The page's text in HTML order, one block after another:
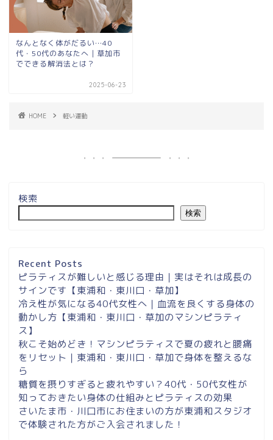
なんとなく体がだるい…40
代・50代のあなたへ｜草加市
でできる解消法とは？
2025-06-23
HOME 軽い運動
検索
検索
Recent Posts
ピラティスが難しいと感じる理由｜実はそれは成長の
サインです【東浦和・東川口・草加】
冷え性が気になる40代女性へ｜血流を良くする身体の
動かし方【東浦和・東川口・草加のマシンピラティ
ス】
秋こそ始めどき！マシンピラティスで夏の疲れと腰痛
をリセット｜東浦和・東川口・草加で身体を整えるな
ら
糖質を摂りすぎると疲れやすい？40代・50代女性が
知っておきたい身体の仕組みとピラティスの効果
さいたま市・川口市にお住まいの方が東浦和スタジオ
で体験された方がご入会されました！
内
東浦和スタジオ予約
東浦和｜大人女性のための
マシンピラティススタジオ
Instagram